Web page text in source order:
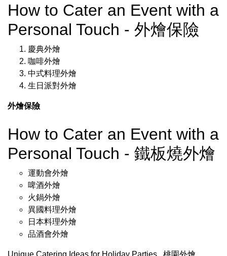
How to Cater an Event with a
Personal Touch - 外燴保險
慶典外燴
咖啡外燴
中式料理外燴
生日派對外燴
外燴保險
How to Cater an Event with a
Personal Touch - 鐵板燒外燴
運動會外燴
啤酒外燴
火鍋外燴
異國料理外燴
日本料理外燴
品酒會外燴
Unique Catering Ideas for Holiday Parties 桃園外燴